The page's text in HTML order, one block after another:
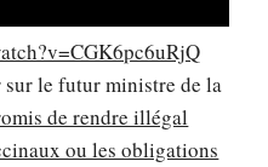
le futur ministre de la
de rendre illégal
ou les obligations